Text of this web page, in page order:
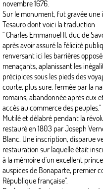
novembre 1676.
Sur le monument, fut gravée
Tesauro dont voici la traduction
" Charles Emmanuel II, duc de
après avoir assuré la félicité
renversant ici les barrières
menaçants, aplanissant les
précipices sous les pieds des
courte, plus sure, fermée par la
romains, abandonnée après eux
accès au commerce des peuples."
Mutilé et délabré pendant la
restauré en 1803 par Joseph
Blanc. Une inscription, disparue
restauration sur laquelle était
à la mémoire d'un excellent
auspices de Bonaparte, premier
République française".